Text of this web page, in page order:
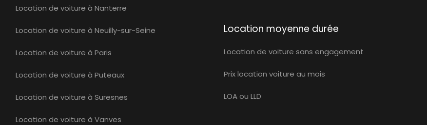
Location de voiture à Nanterre
Location de voiture à Neuilly-sur-Seine
Location de voiture à Paris
Location de voiture à Puteaux
Location de voiture à Suresnes
Location de voiture à Vanves
Location moyenne durée
Location de voiture sans engagement
Prix location voiture au mois
LOA ou LLD